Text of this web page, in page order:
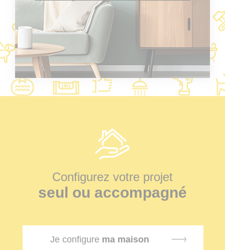
Configurez votre projet
seul ou accompagné
Je configure ma maison